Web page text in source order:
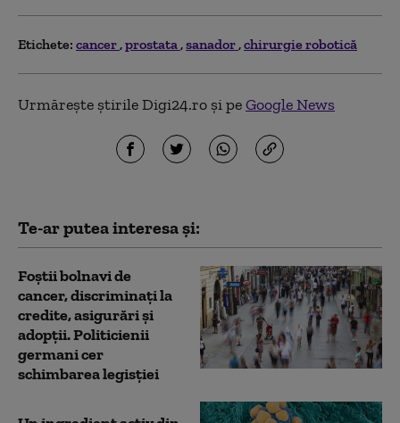
Etichete: cancer prostata sanador chirurgie robotică
Urmărește știrile Digi24.ro și peGoogle News
Te-ar putea interesa și:
Foștii bolnavi de
cancer, discriminați la
credite, asigurări și
adopții. Politicienii
germani cer
schimbarea legisției